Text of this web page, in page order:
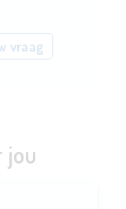
vraag
jou